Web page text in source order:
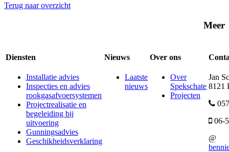
Terug naar overzicht
Meer
Diensten
Installatie advies
Inspecties en advies
rookgasafvoersystemen
Projectrealisatie en
begeleiding bij
uitvoering
Gunningsadvies
Geschikheidsverklaring
Nieuws
Laatste
nieuws
Over ons
Over
Spekschate
Projecten
Jan
8121
06-
@